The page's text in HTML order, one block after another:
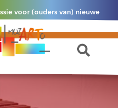
voor (ouders van) nieuwe
13u30 in Essen